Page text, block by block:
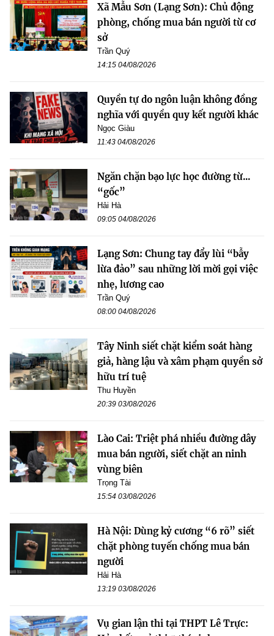
Xã Mẫu Sơn (Lạng Sơn): Chủ động
phòng, chống mua bán người từ cơ
sở
Trần Quý
14:15 04/08/2026
Quyền tự do ngôn luận không đồng
nghĩa với quyền quy kết người khác
Ngọc Giàu
11:43 04/08/2026
Ngăn chặn bạo lực học đường từ...
“gốc”
Hải Hà
09:05 04/08/2026
Lạng Sơn: Chung tay đẩy lùi “bẫy
lừa đảo” sau những lời mời gọi việc
nhẹ, lương cao
Trần Quý
08:00 04/08/2026
Tây Ninh siết chặt kiểm soát hàng
giả, hàng lậu và xâm phạm quyền sở
hữu trí tuệ
Thu Huyền
20:39 03/08/2026
Lào Cai: Triệt phá nhiều đường dây
mua bán người, siết chặt an ninh
vùng biên
Trọng Tài
15:54 03/08/2026
Hà Nội: Dùng kỷ cương “6 rõ” siết
chặt phòng tuyến chống mua bán
người
Hải Hà
13:19 03/08/2026
Vụ gian lận thi tại THPT Lê Trực: